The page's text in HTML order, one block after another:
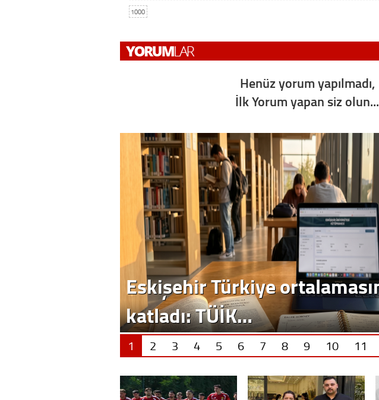
1000
Henüz yorum yapılmadı,
İlk Yorum yapan siz olun...
1 2 3 4 5 6 7 8 9 10 11